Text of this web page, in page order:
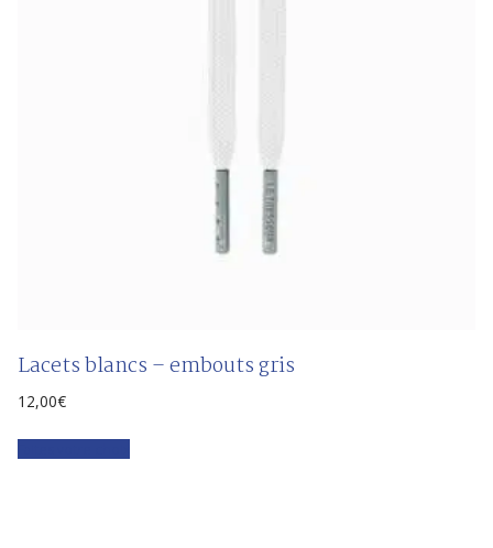
Lacets blancs – embouts gris
12,00€